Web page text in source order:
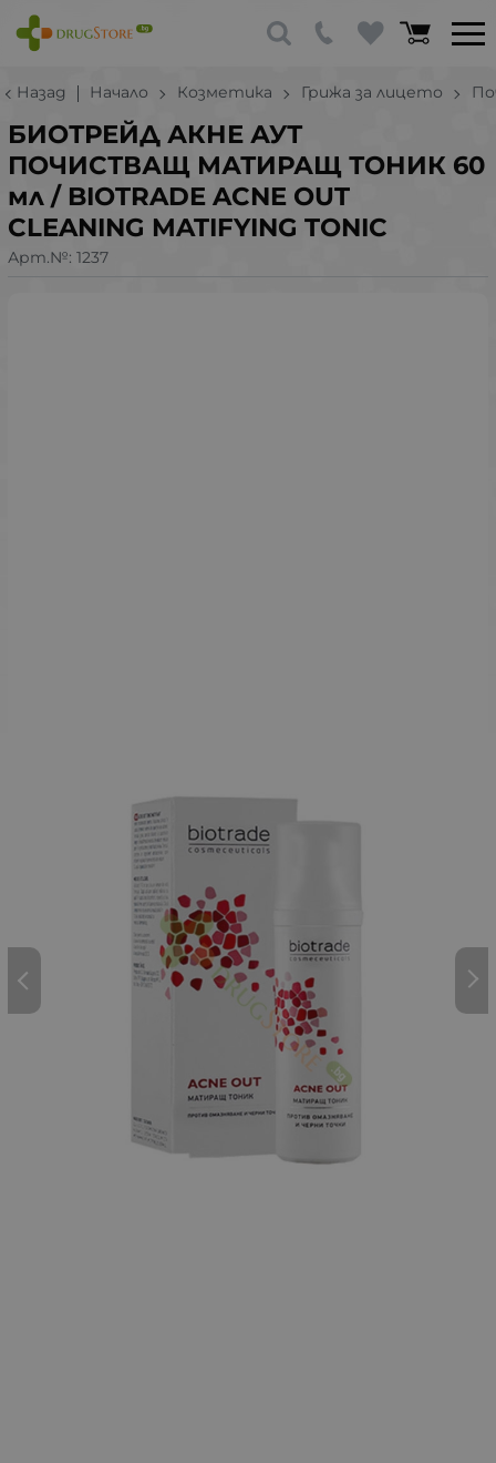
Назад Начало Козметика Грижа за лицето
БИОТРЕЙД АКНЕ АУТ
ПОЧИСТВАЩ МАТИРАЩ ТОНИК 60
мл / BIOTRADE ACNE OUT
CLEANING MATIFYING TONIC
Арт.№: 1237